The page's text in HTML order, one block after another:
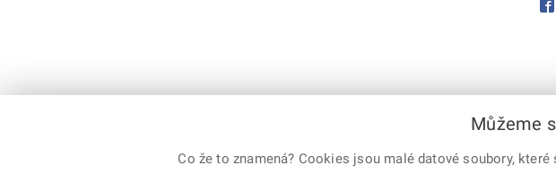
Můžeme
Co že to znamená? Cookies jsou malé datové soubory,